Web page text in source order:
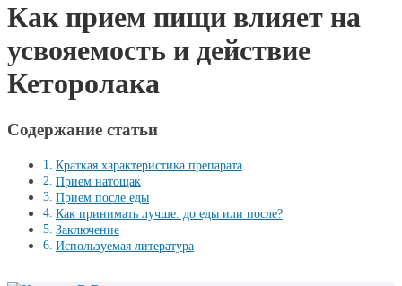
Как прием пищи влияет на
усвояемость и действие
Кеторолака
Содержание статьи
Краткая характеристика препарата
Прием натощак
Прием после еды
Как принимать лучше: до еды или после?
Заключение
Используемая литература